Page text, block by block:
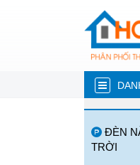
ĐÈN
ĐÈN
ĐÈN
TRỜI